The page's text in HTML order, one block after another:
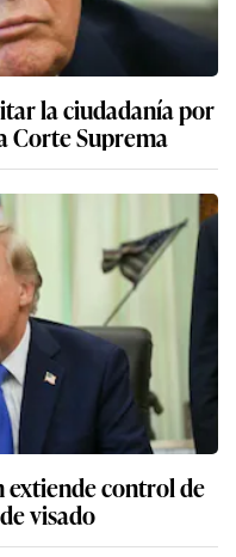
la ciudadanía por
Corte Suprema
extiende control de
visado